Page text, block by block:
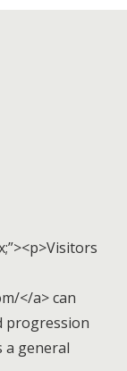
</a> can
progression
a general